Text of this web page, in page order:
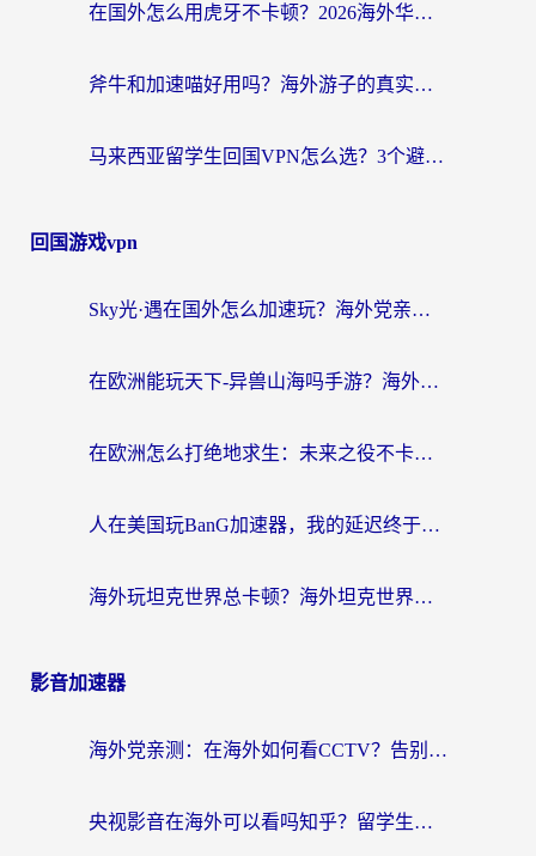
在国外怎么用虎牙不卡顿？2026海外华人亲测有效的回国加速器选择指南
斧牛和加速喵好用吗？海外游子的真实选择困境
马来西亚留学生回国VPN怎么选？3个避坑点+1款实测好用的加速器推荐
回国游戏vpn
Sky光·遇在国外怎么加速玩？海外党亲测有效的国服游戏加速指南
在欧洲能玩天下-异兽山海吗手游？海外玩家的加速器生存指南
在欧洲怎么打绝地求生：未来之役不卡？留学生亲测的加速器避坑指南
人在美国玩BanG加速器，我的延迟终于绿了
海外玩坦克世界总卡顿？海外坦克世界加速器有哪些？实测好用的选择在这里
影音加速器
海外党亲测：在海外如何看CCTV？告别“仅限大陆播放”的实用指南
央视影音在海外可以看吗知乎？留学生亲测：3步解决地域限制+追剧自由